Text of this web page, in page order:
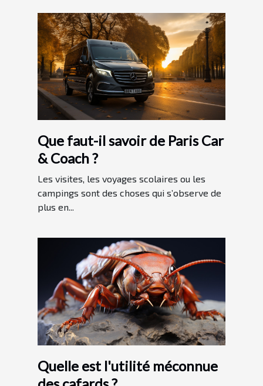
Que faut-il savoir de Paris Car
& Coach ?
Les visites, les voyages scolaires ou les
campings sont des choses qui s’observe de
plus en...
Quelle est l'utilité méconnue